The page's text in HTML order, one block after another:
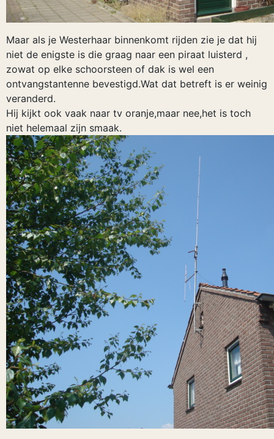
Maar als je Westerhaar binnenkomt rijden zie je dat hij
niet de enigste is die graag naar een piraat luisterd ,
zowat op elke schoorsteen of dak is wel een
ontvangstantenne bevestigd.Wat dat betreft is er weinig
veranderd.
Hij kijkt ook vaak naar tv oranje,maar nee,het is toch
niet helemaal zijn smaak.